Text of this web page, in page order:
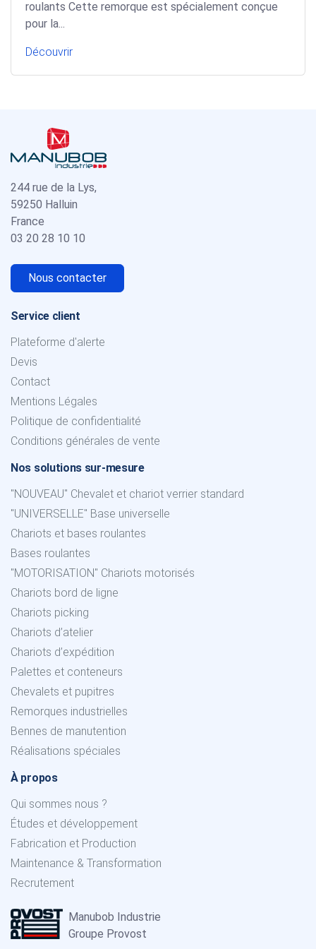
roulants Cette remorque est spécialement conçue
pour la...
Découvrir
244 rue de la Lys,
59250 Halluin
France
03 20 28 10 10
Nous contacter
Service client
Plateforme d'alerte
Devis
Contact
Mentions Légales
Politique de confidentialité
Conditions générales de vente
Nos solutions sur-mesure
"NOUVEAU" Chevalet et chariot verrier standard
"UNIVERSELLE" Base universelle
Chariots et bases roulantes
Bases roulantes
"MOTORISATION" Chariots motorisés
Chariots bord de ligne
Chariots picking
Chariots d’atelier
Chariots d’expédition
Palettes et conteneurs
Chevalets et pupitres
Remorques industrielles
Bennes de manutention
Réalisations spéciales
À propos
Qui sommes nous ?
Études et développement
Fabrication et Production
Maintenance & Transformation
Recrutement
Manubob Industrie
Groupe Provost